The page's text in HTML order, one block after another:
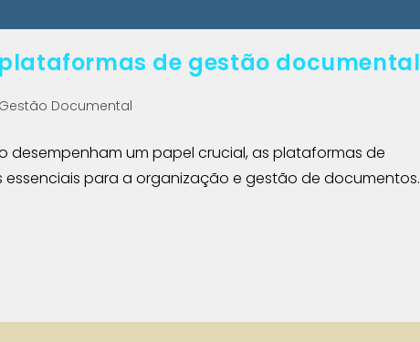
de gestão documental
Documental
um papel crucial, as plataformas de
para a organização e gestão de documentos.